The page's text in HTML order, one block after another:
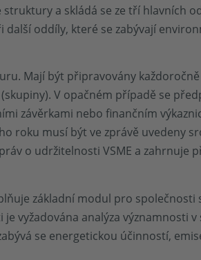
a skládá se ze tří hlavních
oddíly, které se zabývají
Mají být připravovány
V opačném případě se
závěrkami nebo finančním
roku musí být ve zprávě uvedeny
o udržitelnosti VSME a zahrnuje
základní modul pro
vyžadována analýza významnosti
se energetickou účinností,